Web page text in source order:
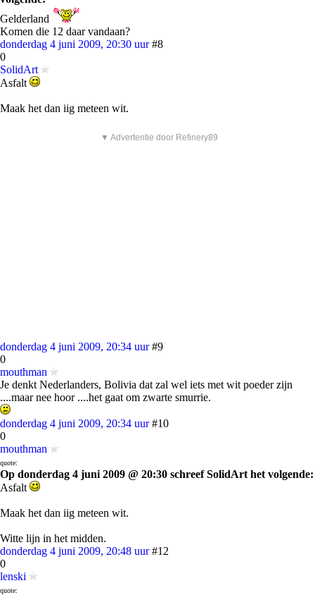
Gelderland
Komen die 12 daar vandaan?
donderdag 4 juni 2009, 20:30 uur #8
0
SolidArt
Asfalt
Maak het dan iig meteen wit.
▼ Advertentie door Refinery89
donderdag 4 juni 2009, 20:34 uur #9
0
mouthman
Je denkt Nederlanders, Bolivia dat zal wel iets met wit poeder zijn
....maar nee hoor ....het gaat om zwarte smurrie.
donderdag 4 juni 2009, 20:34 uur #10
0
mouthman
quote:
Op donderdag 4 juni 2009 @ 20:30 schreef SolidArt het volgende:
Asfalt
Maak het dan iig meteen wit.
Witte lijn in het midden.
donderdag 4 juni 2009, 20:48 uur #12
0
lenski
quote: